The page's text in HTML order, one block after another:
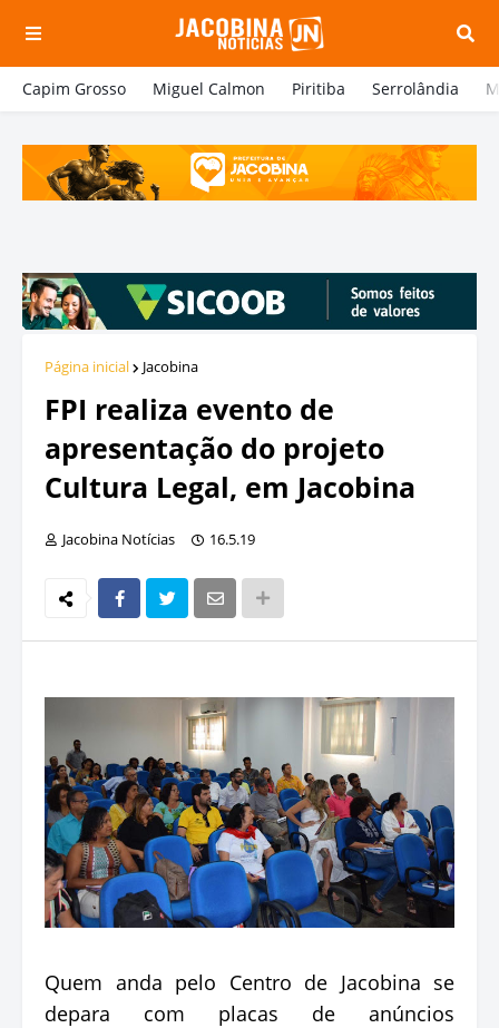
Capim Grosso Miguel Calmon Piritiba Serrolândia
Página inicial Jacobina
FPI realiza evento de
apresentação do projeto
Cultura Legal, em Jacobina
Jacobina Notícias 16.5.19
Quem anda pelo Centro de Jacobina se
depara com placas de anúncios